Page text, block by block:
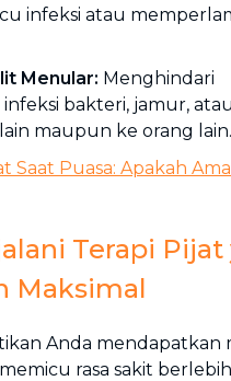
infeksi atau
Menular: Menghindari
bakteri, jamur,
maupun ke orang lain.
Saat Puasa: Apakah
Terapi Pijat
Maksimal
Anda mendapatkan
rasa sakit